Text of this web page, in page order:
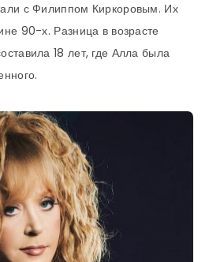
с Филиппом Киркоровым. Их
90-х. Разница в возрасте
18 лет, где Алла была